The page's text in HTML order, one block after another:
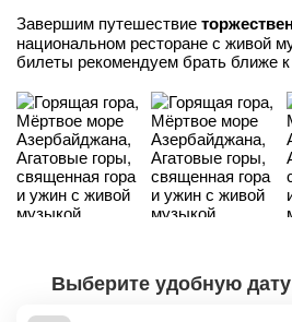
Завершим путешествие
национальном ресторане с живой
билеты рекомендуем брать ближе к
Выберите удобную